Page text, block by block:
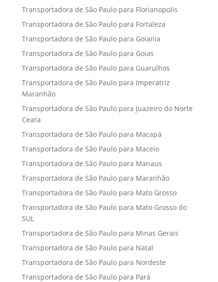
Transportadora de São Paulo para Florianopolis
Transportadora de São Paulo para Fortaleza
Transportadora de São Paulo para Goiania
Transportadora de São Paulo para Goias
Transportadora de São Paulo para Guarulhos
Transportadora de São Paulo para Imperatriz
Maranhão
Transportadora de São Paulo para Juazeiro do Norte
Ceara
Transportadora de São Paulo para Macapá
Transportadora de São Paulo para Maceio
Transportadora de São Paulo para Manaus
Transportadora de São Paulo para Maranhão
Transportadora de São Paulo para Mato Grosso
Transportadora de São Paulo para Mato Grosso do
SUL
Transportadora de São Paulo para Minas Gerais
Transportadora de São Paulo para Natal
Transportadora de São Paulo para Nordeste
Transportadora de São Paulo para Pará